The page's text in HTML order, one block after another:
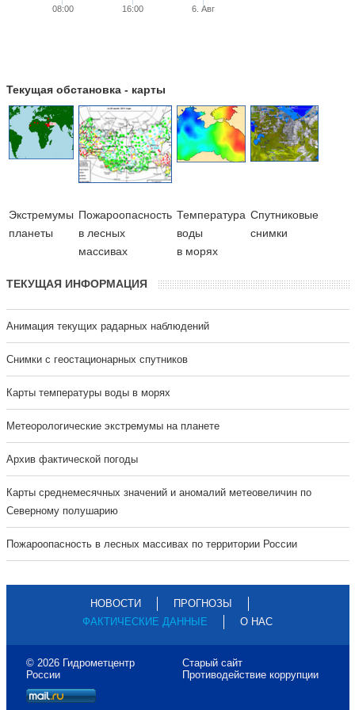
08:00 16:00 6. Авг
Текущая обстановка - карты
Экстремумы
планеты
Пожароопасность
в лесных
массивах
Температура
воды
в морях
Cпутниковые
снимки
ТЕКУЩАЯ ИНФОРМАЦИЯ
Анимация текущих радарных наблюдений
Cнимки с геостационарных спутников
Карты температуры воды в морях
Метеорологические экстремумы на планете
Архив фактической погоды
Карты среднемесячных значений и аномалий метеовеличин по
Северному полушарию
Пожароопасность в лесных массивах по территории России
НОВОСТИ
ПРОГНОЗЫ
ФАКТИЧЕСКИЕ ДАННЫЕ
О НАС
© 2026 Гидрометцентр
России
Старый сайт
Противодействие коррупции